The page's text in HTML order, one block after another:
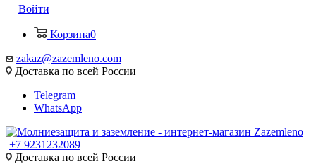
Войти
Корзина0
zakaz@zazemleno.com
Доставка по всей России
Telegram
WhatsApp
+7 9231232089
Доставка по всей России